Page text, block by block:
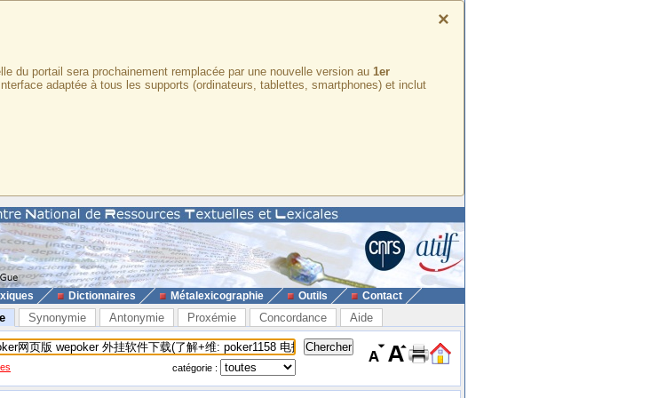
×
du portail sera prochainement remplacée par une nouvelle version au 1er
adaptée à tous les supports (ordinateurs, tablettes, smartphones) et inclut
Dictionnaires Métalexicographie Outils Contact
Synonymie Antonymie Proxémie Concordance Aide
catégorie :